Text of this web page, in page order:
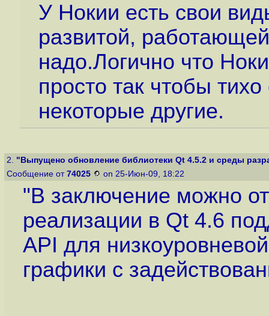
У Нокии есть свои
развитой,
надо.Логично что
просто так чтобы
некоторые другие.
2. "Выпущено обновление библиотеки Qt 4.5.2 и среды
Сообщение от 74025 on 25-Июн-09, 18:22
"В заключение можно
реализации в Qt 4.6
API для
графики с